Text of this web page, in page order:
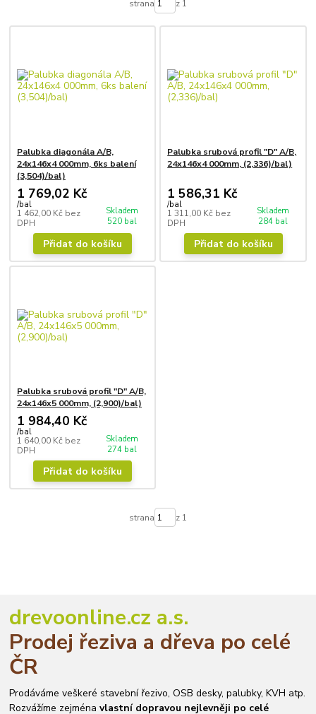
strana z 1
Palubka diagonála A/B,
24x146x4 000mm, 6ks balení
(3,504)/bal)
1 769,02 Kč
/bal
1 462,00 Kč bez
DPH
Skladem
520 bal
Přidat do košíku
Palubka srubová profil "D" A/B,
24x146x4 000mm, (2,336)/bal)
1 586,31 Kč
/bal
1 311,00 Kč bez
DPH
Skladem
284 bal
Přidat do košíku
Palubka srubová profil "D" A/B,
24x146x5 000mm, (2,900)/bal)
1 984,40 Kč
/bal
1 640,00 Kč bez
DPH
Skladem
274 bal
Přidat do košíku
strana z 1
drevoonline.cz a.s.
Prodej řeziva a dřeva po celé
ČR
Prodáváme veškeré stavební řezivo, OSB desky, palubky, KVH atp.
Rozvážíme zejménavlastní dopravou nejlevněji po celé